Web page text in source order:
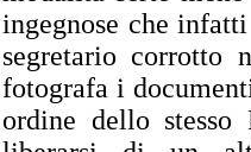
ingegnose che
segretario corrotto
fotografa i
ordine dello